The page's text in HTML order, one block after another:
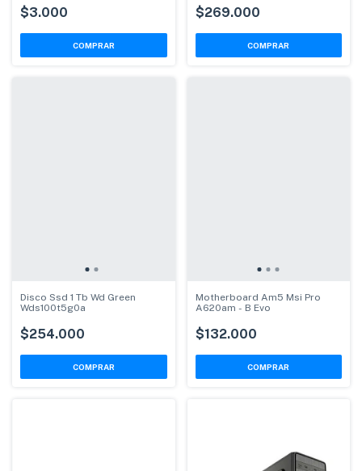
$3.000 $269.000
Disco Ssd 1 Tb Wd Green
Wds100t5g0a
$254.000
Motherboard Am5 Msi Pro
A620am - B Evo
$132.000